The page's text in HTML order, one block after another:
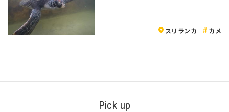
スリランカ カメ
Pick up